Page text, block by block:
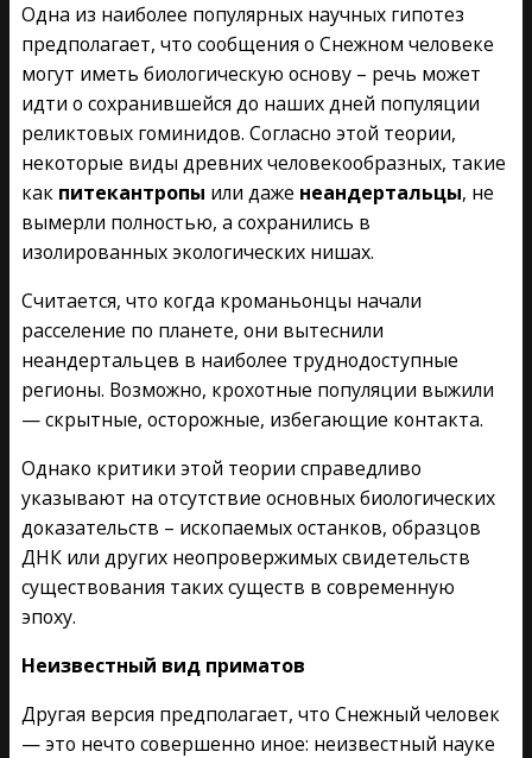
Одна из наиболее популярных научных гипотез
предполагает, что сообщения о Снежном человеке
могут иметь биологическую основу – речь может
идти о сохранившейся до наших дней популяции
реликтовых гоминидов. Согласно этой теории,
некоторые виды древних человекообразных, такие
как питекантропы или даже неандертальцы, не
вымерли полностью, а сохранились в
изолированных экологических нишах.
Считается, что когда кроманьонцы начали
расселение по планете, они вытеснили
неандертальцев в наиболее труднодоступные
регионы. Возможно, крохотные популяции выжили
— скрытные, осторожные, избегающие контакта.
Однако критики этой теории справедливо
указывают на отсутствие основных биологических
доказательств – ископаемых останков, образцов
ДНК или других неопровержимых свидетельств
существования таких существ в современную
эпоху.
Неизвестный вид приматов
Другая версия предполагает, что Снежный человек
— это нечто совершенно иное: неизвестный науке